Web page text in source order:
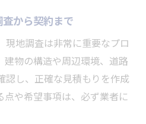
から契約まで
現地調査は非常に重要なプロ
建物の構造や周辺環境、道路
認し、正確な見積もりを作成
点や希望事項は、必ず業者に